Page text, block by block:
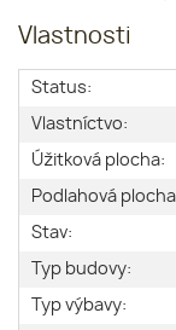
Vlastnosti
Status:
Vlastníctvo:
Úžitková plocha:
Podlahová
Stav:
Typ budovy:
Typ výbavy: